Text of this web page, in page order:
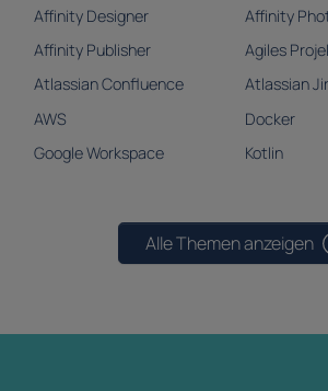
Affinity Designer
Affinity
Affinity Publisher
Agiles
Atlassian Confluence
Atlassian
AWS
Docker
Google Workspace
Kotlin
Alle Themen anzeigen